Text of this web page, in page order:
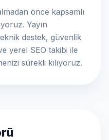
önce kapsamlı
Yayın
destek, güvenlik
yerel SEO takibi ile
sürekli kılıyoruz.